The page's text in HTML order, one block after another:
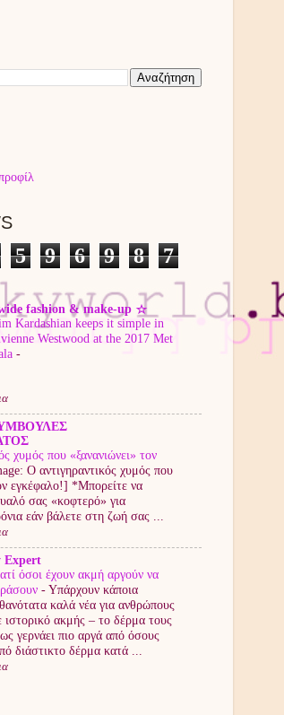
5 9 6 9 8 7
fashion & make-up ☆
Kardashian keeps it simple in
Westwood at the 2017 Met
-
χυμός που «ξανανιώνει» τον
Ο αντιγηραντικός χυμός που
εγκέφαλο!] *Μπορείτε να
σας «κοφτερό» για
εάν βάλετε στη ζωή σας ...
Expert
όσοι έχουν ακμή αργούν να
- Υπάρχουν κάποια
καλά νέα για ανθρώπους
ιστορικό ακμής – το δέρμα τους
γερνάει πιο αργά από όσους
διάστικτο δέρμα κατά ...